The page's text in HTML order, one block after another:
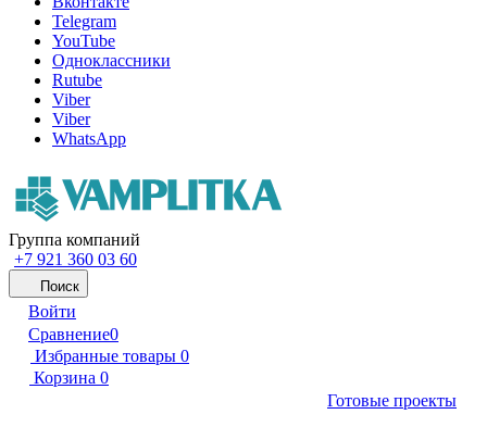
Telegram
YouTube
Одноклассники
Rutube
Viber
Viber
WhatsApp
Группа компаний
+7 921 360 03 60
Поиск
Войти
Сравнение0
Избранные товары 0
Корзина 0
Готовые проекты